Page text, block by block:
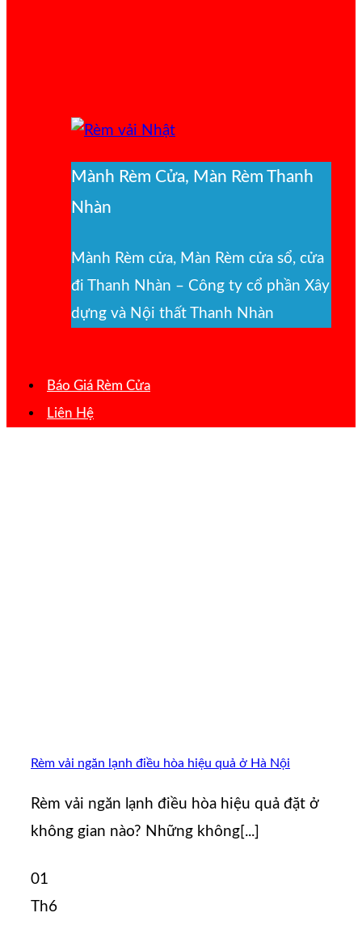
Mành Rèm Cửa, Màn Rèm Thanh
Nhàn
Mành Rèm cửa, Màn Rèm cửa sổ, cửa
đi Thanh Nhàn – Công ty cổ phần Xây
dựng và Nội thất Thanh Nhàn
Báo Giá Rèm Cửa
Liên Hệ
Rèm vải ngăn lạnh điều hòa hiệu quả ở Hà Nội
Rèm vải ngăn lạnh điều hòa hiệu quả đặt ở
không gian nào? Những không[...]
01
Th6